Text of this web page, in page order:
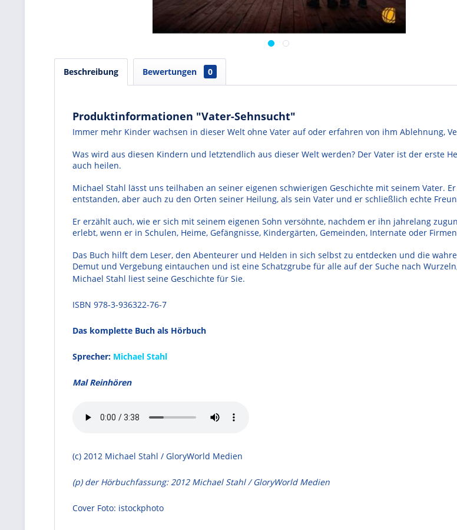
Beschreibung Bewertungen 0
Produktinformationen "Vater-Sehnsucht"
Immer mehr Kinder wachsen in dieser Welt ohne Vater auf oder erfahren von ihm Ablehnung,
Was wird aus diesen Kindern und letztendlich aus dieser Welt werden? Der Vater ist der erste
auch heilen.
Michael Stahl lässt uns teilhaben an seiner eigenen schwierigen Geschichte mit seinem Vater.
entstanden, aber auch zu den Orten seiner Heilung, als sein Vater und er schließlich echte
Er erzählt auch, wie er sich mit seinem eigenen Sohn versöhnte, nachdem er ihn jahrelang
erlebt, wenn er in Schulen, Heime, Gefängnisse, Kindergärten, Gemeinden, Internate oder
Das Buch hilft dem Leser, den Abenteurer und Helden in sich selbst zu entdecken und die
Demut und Vergebung eintauchen und ist eine Schatzgrube für alle auf der Suche nach
Michael Stahl liest seine Geschichte für Sie.
ISBN 978-3-936322-76-7
Das komplette Buch als Hörbuch
Sprecher: Michael Stahl
Mal Reinhören
(c) 2012 Michael Stahl / GloryWorld Medien
(p) der Hörbuchfassung: 2012 Michael Stahl / GloryWorld Medien
Cover Foto: istockphoto